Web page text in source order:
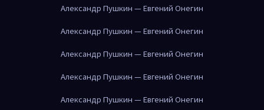
Александр Пушкин — Евгений Онегин
Александр Пушкин — Евгений Онегин
Александр Пушкин — Евгений Онегин
Александр Пушкин — Евгений Онегин
Александр Пушкин — Евгений Онегин